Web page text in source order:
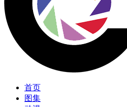
首页
图集